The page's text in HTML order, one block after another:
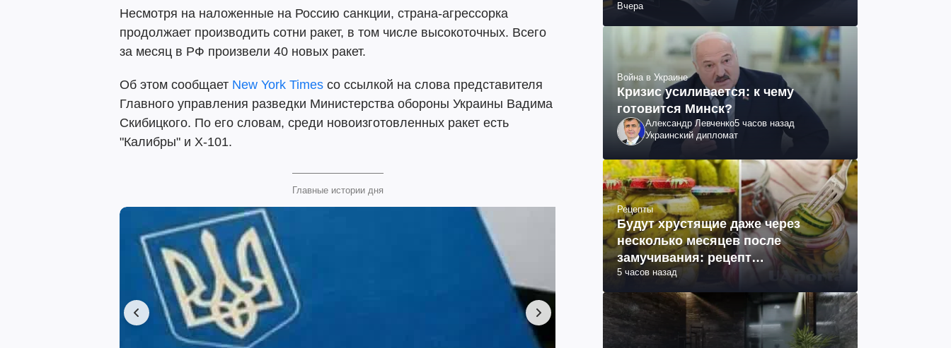
Несмотря на наложенные на Россию санкции, страна-агрессорка
продолжает производить сотни ракет, в том числе высокоточных. Всего
за месяц в РФ произвели 40 новых ракет.
Об этом сообщает New York Times со ссылкой на слова представителя
Главного управления разведки Министерства обороны Украины Вадима
Скибицкого. По его словам, среди новоизготовленных ракет есть
"Калибры" и Х-101.
Главные истории дня
Вчера
Война в Украине
Кризис усиливается: к чему
готовится Минск?
Александр Левченко5 часов назад
Украинский дипломат
Рецепты
Будут хрустящие даже через
несколько месяцев после
замучивания: рецепт
маринованных огурцов на зиму
5 часов назад